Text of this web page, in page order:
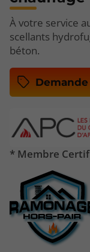
À votre service
scellants
béton.
* Membre